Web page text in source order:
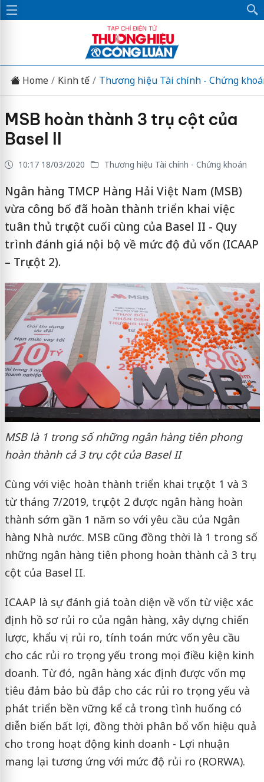
Home Kinh tế Thương hiệu Tài chính - Chứng
MSB hoàn thành 3 trụ cột của
Basel II
10:17 18/03/2020 Thương hiệu Tài chính - Chứng khoán
Ngân hàng TMCP Hàng Hải Việt Nam (MSB)
vừa công bố đã hoàn thành triển khai việc
tuân thủ trụ cột cuối cùng của Basel II - Quy
trình đánh giá nội bộ về mức độ đủ vốn (ICAAP
– Trụ cột 2).
MSB là 1 trong số những ngân hàng tiên phong
hoàn thành cả 3 trụ cột của Basel II
Cùng với việc hoàn thành triển khai trụ cột 1 và 3
từ tháng 7/2019, trụ cột 2 được ngân hàng hoàn
thành sớm gần 1 năm so với yêu cầu của Ngân
hàng Nhà nước. MSB cũng đồng thời là 1 trong số
những ngân hàng tiên phong hoàn thành cả 3 trụ
cột của Basel II.
ICAAP là sự đánh giá toàn diện về vốn từ việc xác
định hồ sơ rủi ro của ngân hàng, xây dựng chiến
lược, khẩu vị rủi ro, tính toán mức vốn yêu cầu
cho các rủi ro trọng yếu trong mọi điều kiện kinh
doanh. Từ đó, ngân hàng xác định được vốn mục
tiêu đảm bảo bù đắp cho các rủi ro trọng yếu và
phát triển bền vững kể cả trong tình huống có
diễn biến bất lợi, đồng thời phân bổ vốn hiệu quả
cho trong hoạt động kinh doanh - Lợi nhuận
mang lại tương ứng với mức độ rủi ro (RORWA).